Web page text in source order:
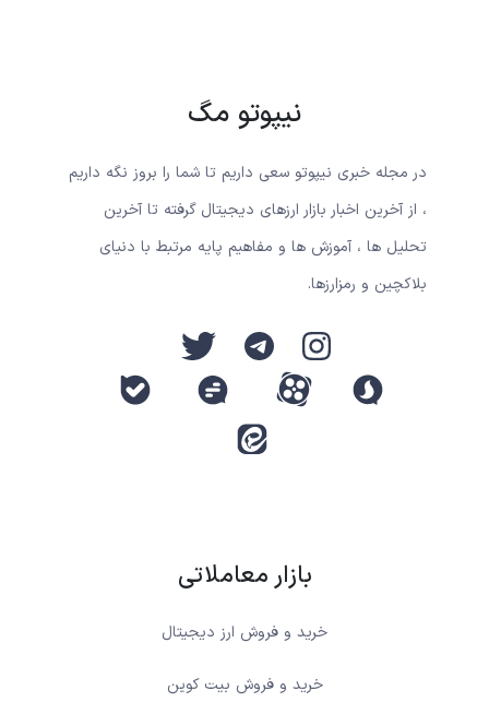
نیپوتو مگ
در مجله خبری نیپوتو سعی داریم تا شما را بروز نگه داریم
، از آخرین اخبار بازار ارزهای دیجیتال گرفته تا آخرین
تحلیل ها ، آموزش ها و مفاهیم پایه مرتبط با دنیای
بلاکچین و رمزارزها.
بازار معاملاتی
خرید و فروش ارز دیجیتال
خرید و فروش بیت کوین